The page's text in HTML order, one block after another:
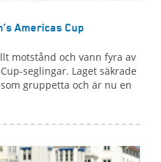
Americas Cup
motstånd och vann fyra av
seglingar. Laget säkrade
gruppetta och är nu en